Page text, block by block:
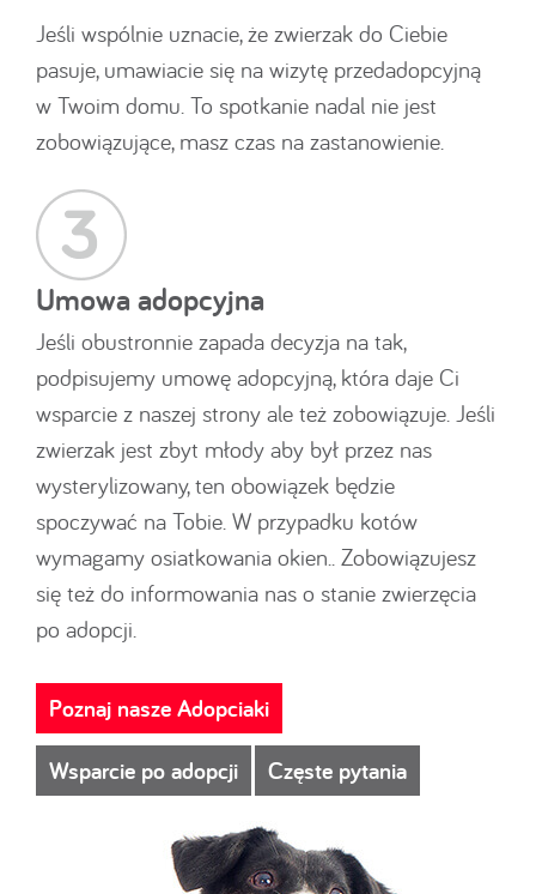
Jeśli wspólnie uznacie, że zwierzak do Ciebie
pasuje, umawiacie się na wizytę przedadopcyjną
w Twoim domu. To spotkanie nadal nie jest
zobowiązujące, masz czas na zastanowienie.
Umowa adopcyjna
Jeśli obustronnie zapada decyzja na tak,
podpisujemy umowę adopcyjną, która daje Ci
wsparcie z naszej strony ale też zobowiązuje. Jeśli
zwierzak jest zbyt młody aby był przez nas
wysterylizowany, ten obowiązek będzie
spoczywać na Tobie. W przypadku kotów
wymagamy osiatkowania okien.. Zobowiązujesz
się też do informowania nas o stanie zwierzęcia
po adopcji.
Poznaj nasze Adopciaki
Wsparcie po adopcji
Częste pytania